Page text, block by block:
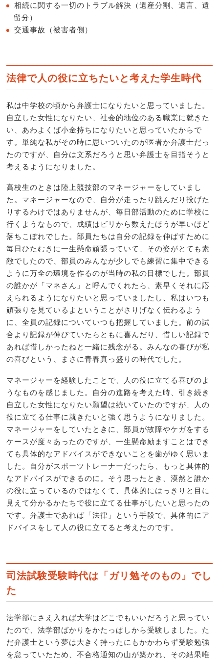
相続に関する一切のトラブル解決（遺産分割、遺言、遺
留分）
交通事故（被害者側）
法律で人の役に立ちたいと考えた学生時代
私は中学校の頃から弁護士になりたいと思っていました。
自立した女性になりたい、社会的地位のある職業に就きた
い、あわよくば小金持ちになりたいと思っていたからで
す。単純な私がその時に思いついたのが医者か弁護士だっ
たのですが、自分は文系だろうと思い弁護士を目指そうと
考えるようになりました。
高校生のときは陸上競技部のマネージャーをしていまし
た。マネージャーなので、自分が走ったり跳んだり投げた
りするわけではありませんが、毎日部活動のために学校に
行くようなもので、成績はビリから数えたほうが早いほど
落ちこぼれでした。部員たちは自分の記録を伸ばすために
毎日ひたむきに一生懸命頑張っていて、その姿がとても素
敵でしたので、部員のみんなが少しでも練習に集中できる
ように万全の環境を作るのが当時の私の目標でした。部員
の誰かが「マネさん」と呼んでくれたら、素早くそれに応
えられるようになりたいと思っていましたし、私はいつも
頑張りを見ているよということがさりげなく伝わるよう
に、全員の記録についていつも把握していました。前の試
合より記録が伸びていたらともに喜んだり、惜しい記録で
あれば惜しかったねと一緒に残念がる。みんなの喜びが私
の喜びという、まさに青春真っ盛りの時代でした。
マネージャーを経験したことで、人の役に立てる喜びのよ
うなものを感じました。自分の進路を考えた時、引き続き
自立した女性になりたい願望は続いていたのですが、人の
役に立てる仕事に就きたいと強く思うようになりました。
マネージャーをしていたときに、部員が故障やケガをする
ケースが度々あったのですが、一生懸命励ますことはでき
ても具体的なアドバイスができないことを歯がゆく思いま
した。自分がスポーツトレーナーだったら、もっと具体的
なアドバイスができるのに。そう思ったとき、漠然と誰か
の役に立っているのではなくて、具体的にはっきりと目に
見えて分かるかたちで役に立てる仕事がしたいと思ったの
です。弁護士であれば「法律」という手段で、具体的にア
ドバイスをして人の役に立てると考えたのです。
司法試験受験時代は「ガリ勉そのもの」でし
た
法学部にさえ入れば大学はどこでもいいだろうと思ってい
たので、法学部ばかりをかたっぱしから受験しました。た
だ弁護士という夢は大きく持ったにもかかわらず受験勉強
を怠っていたため、不合格通知の山が築かれ、その結果唯